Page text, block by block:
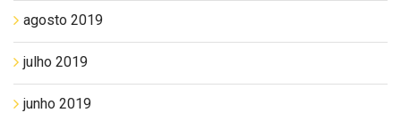
agosto 2019
julho 2019
junho 2019